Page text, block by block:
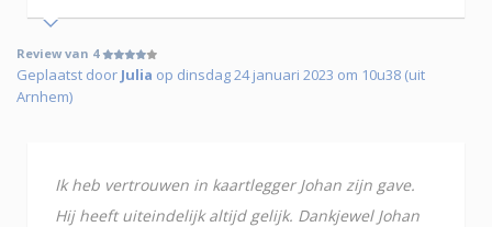
Review van 4
Geplaatst door Julia op dinsdag 24 januari 2023 om 10u38 (uit
Arnhem)
Ik heb vertrouwen in kaartlegger Johan zijn gave.
Hij heeft uiteindelijk altijd gelijk. Dankjewel Johan